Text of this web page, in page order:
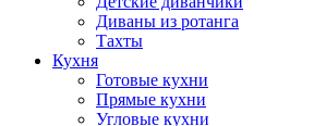
Диваны из ротанга
Тахты
Кухня
Готовые кухни
Прямые кухни
Угловые кухни